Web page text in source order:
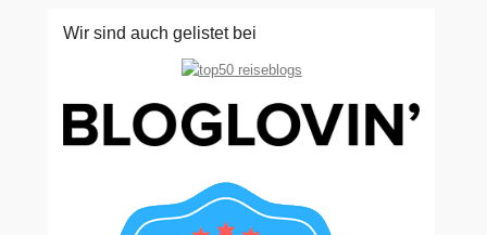
Wir sind auch gelistet bei